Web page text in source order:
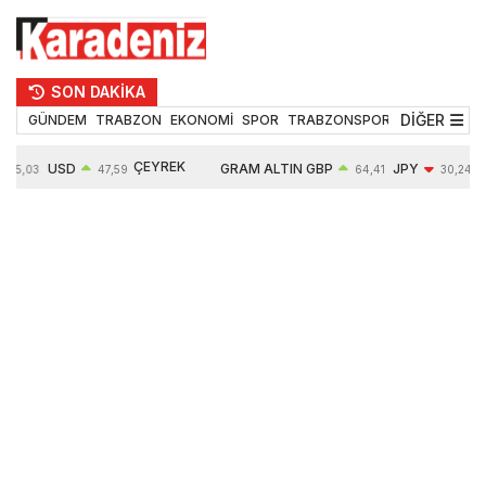
SON DAKİKA
GÜNDEM TRABZON EKONOMİ SPOR TRABZONSPOR TEKNOLOJİ
DİĞER
55,03 USD 47,59 ÇEYREK GRAM ALTIN GBP 64,41 JPY 30,24